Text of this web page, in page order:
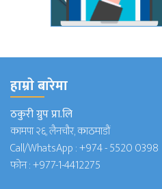
हाम्राे बारेमा
ठकुरी ग्रुप प्रा.लि
कामपा २६, लैनचौर, काठमाडौं
Call/WhatsApp :+974 - 5520 0398
फोन :+977-1-4412275